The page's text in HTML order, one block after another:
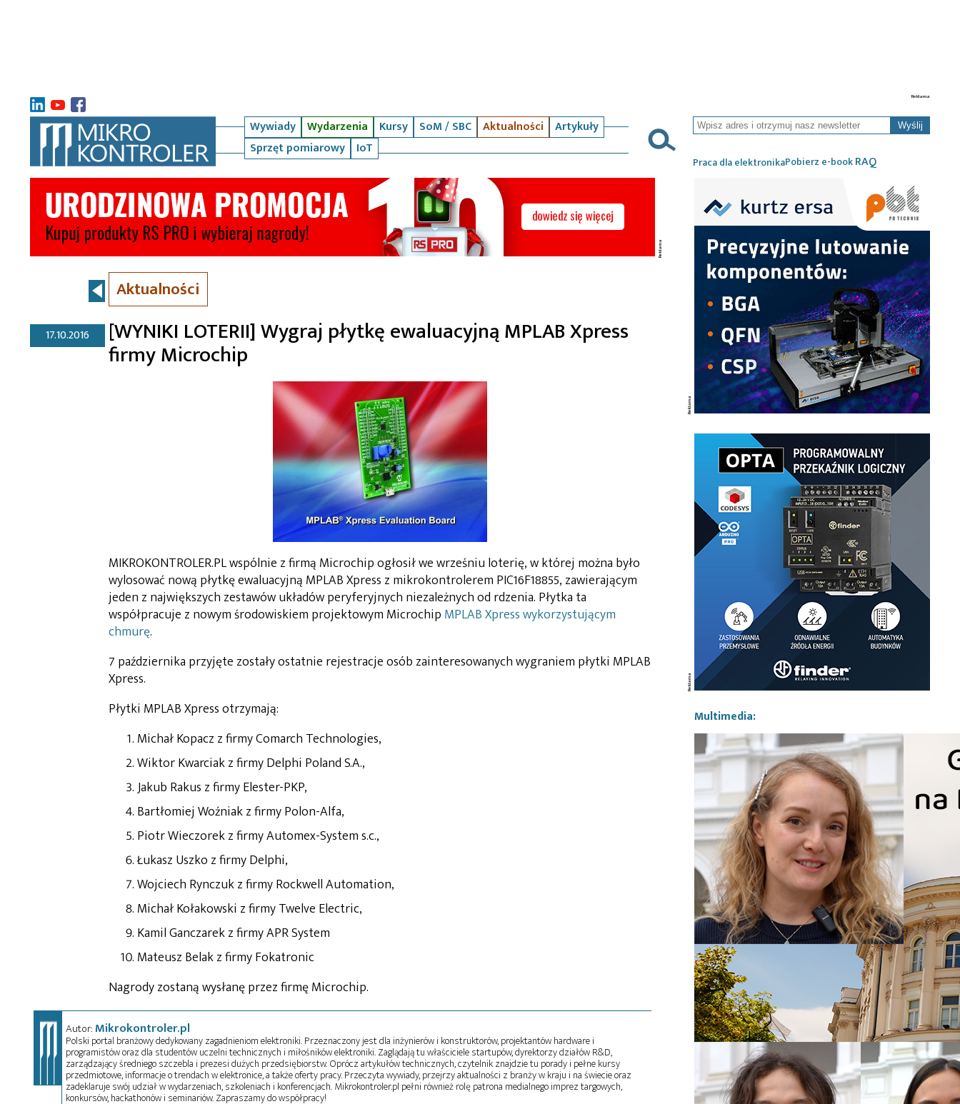
Wywiady Wydarzenia Kursy SoM / SBC Aktualności
Artykuły
Sprzęt pomiarowy
IoT
Wyślij
Praca dla elektronikaPobierz e-bookRAQ
Aktualności
17.10.2016 [WYNIKI LOTERII] Wygraj płytkę ewaluacyjną MPLAB Xpress
firmy Microchip
MIKROKONTROLER.PL wspólnie z firmą Microchip ogłosił we wrześniu loterię, w której można było
wylosować nową płytkę ewaluacyjną MPLAB Xpress z mikrokontrolerem PIC16F18855, zawierającym
jeden z największych zestawów układów peryferyjnych niezależnych od rdzenia. Płytka ta
współpracuje z nowym środowiskiem projektowym Microchip MPLAB Xpress wykorzystującym
chmurę.
7 października przyjęte zostały ostatnie rejestracje osób zainteresowanych wygraniem płytki MPLAB
Xpress.
Płytki MPLAB Xpress otrzymają:
Michał Kopacz z firmy Comarch Technologies,
Wiktor Kwarciak z firmy Delphi Poland S.A.,
Jakub Rakus z firmy Elester-PKP,
Bartłomiej Woźniak z firmy Polon-Alfa,
Piotr Wieczorek z firmy Automex-System s.c.,
Łukasz Uszko z firmy Delphi,
Wojciech Rynczuk z firmy Rockwell Automation,
Michał Kołakowski z firmy Twelve Electric,
Kamil Ganczarek z firmy APR System
Mateusz Belak z firmy Fokatronic
Nagrody zostaną wysłanę przez firmę Microchip.
Autor:Mikrokontroler.pl
Polski portal branżowy dedykowany zagadnieniom elektroniki. Przeznaczony jest dla inżynierów i konstruktorów, projektantów hardware i
programistów oraz dla studentów uczelni technicznych i miłośników elektroniki. Zaglądają tu właściciele startupów, dyrektorzy działów R&D,
zarządzający średniego szczebla i prezesi dużych przedsiębiorstw. Oprócz artykułów technicznych, czytelnik znajdzie tu porady i pełne kursy
przedmiotowe, informacje o trendach w elektronice, a także oferty pracy. Przeczyta wywiady, przejrzy aktualności z branży w kraju i na świecie oraz
zadeklaruje swój udział w wydarzeniach, szkoleniach i konferencjach. Mikrokontroler.pl pełni również rolę patrona medialnego imprez targowych,
konkursów, hackathonów i seminariów. Zapraszamy do współpracy!
Multimedia: